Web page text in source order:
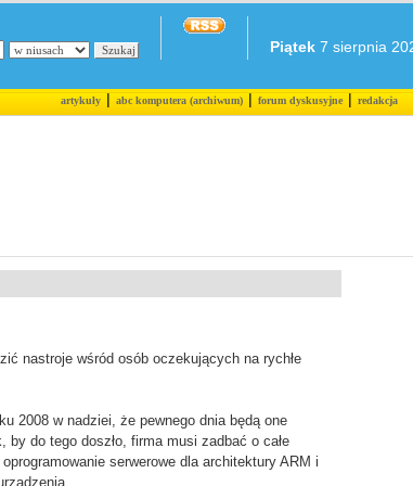
Piątek 7 sierpnia
artykuły|abc komputera (archiwum)|forum dyskusyjne|redakcja
nastroje wśród osób oczekujących na rychłe
2008 w nadziei, że pewnego dnia będą one
do tego doszło, firma musi zadbać o całe
serwerowe dla architektury ARM i